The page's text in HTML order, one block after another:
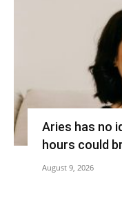
Aries has no
hours could
August 9, 2026